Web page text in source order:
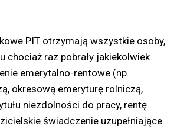
jest od 2003 roku. W
gospodarstw indywidualnych.
komisje konkursowe oceniały
które same zgłosiły się
ocenie brane są pod uwagę m.in.
organizacja obejścia, podwórza
PIT otrzymają wszystkie osoby,
chociaż raz pobrały jakiekolwiek
emerytalno-rentowe (np.
okresową emeryturę rolniczą,
niezdolności do pracy, rentę
świadczenie uzupełniające.